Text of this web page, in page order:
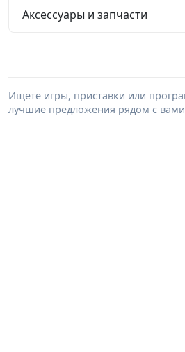
Аксессуары и запчасти
Ищете игры, приставки или
лучшие предложения рядом с